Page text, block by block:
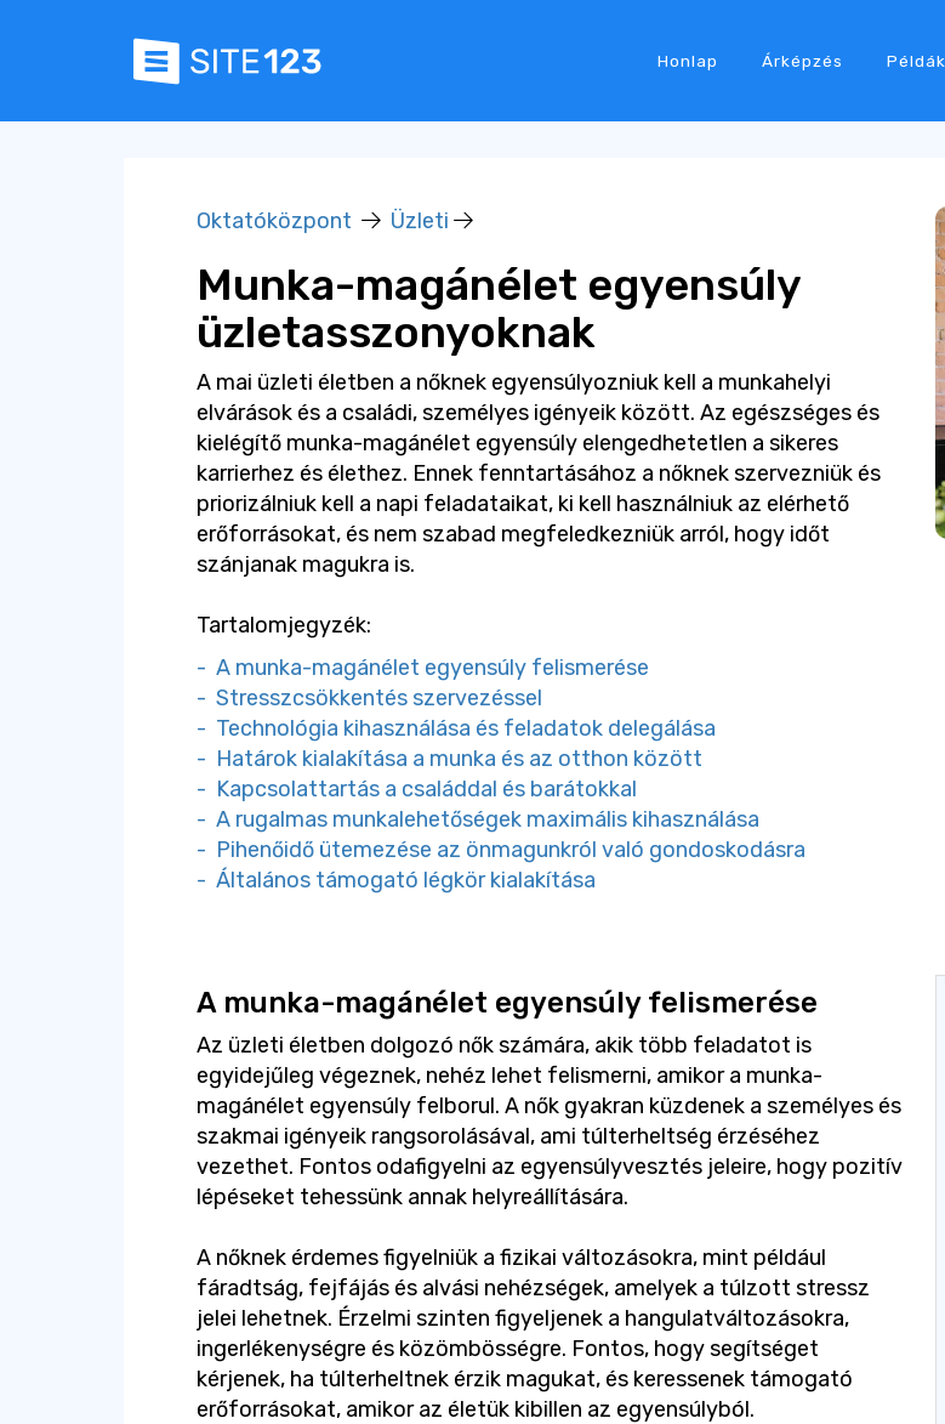
Honlap Árképzés Példák
Oktatóközpont Üzleti
Munka-magánélet egyensúly
üzletasszonyoknak
A mai üzleti életben a nőknek egyensúlyozniuk kell a munkahelyi
elvárások és a családi, személyes igényeik között. Az egészséges és
kielégítő munka-magánélet egyensúly elengedhetetlen a sikeres
karrierhez és élethez. Ennek fenntartásához a nőknek szervezniük és
priorizálniuk kell a napi feladataikat, ki kell használniuk az elérhető
erőforrásokat, és nem szabad megfeledkezniük arról, hogy időt
szánjanak magukra is.
Tartalomjegyzék:
- A munka-magánélet egyensúly felismerése
- Stresszcsökkentés szervezéssel
- Technológia kihasználása és feladatok delegálása
- Határok kialakítása a munka és az otthon között
- Kapcsolattartás a családdal és barátokkal
- A rugalmas munkalehetőségek maximális kihasználása
- Pihenőidő ütemezése az önmagunkról való gondoskodásra
- Általános támogató légkör kialakítása
A munka-magánélet egyensúly felismerése
Az üzleti életben dolgozó nők számára, akik több feladatot is
egyidejűleg végeznek, nehéz lehet felismerni, amikor a munka-
magánélet egyensúly felborul. A nők gyakran küzdenek a személyes és
szakmai igényeik rangsorolásával, ami túlterheltség érzéséhez
vezethet. Fontos odafigyelni az egyensúlyvesztés jeleire, hogy pozitív
lépéseket tehessünk annak helyreállítására.
A nőknek érdemes figyelniük a fizikai változásokra, mint például
fáradtság, fejfájás és alvási nehézségek, amelyek a túlzott stressz
jelei lehetnek. Érzelmi szinten figyeljenek a hangulatváltozásokra,
ingerlékenységre és közömbösségre. Fontos, hogy segítséget
kérjenek, ha túlterheltnek érzik magukat, és keressenek támogató
erőforrásokat, amikor az életük kibillen az egyensúlyból.